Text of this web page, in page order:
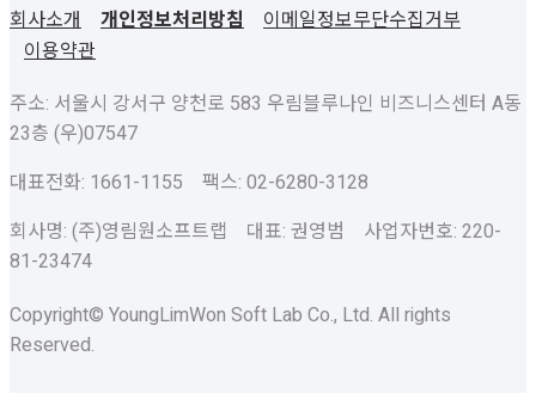
회사소개 개인정보처리방침
이메일정보무단수집거부
이용약관
주소: 서울시 강서구 양천로 583 우림블루나인 비즈니스센터 A동
23층 (우)07547
대표전화: 1661-1155 팩스: 02-6280-3128
회사명: (주)영림원소프트랩 대표: 권영범 사업자번호: 220-
81-23474
Copyright© YoungLimWon Soft Lab Co., Ltd. All rights
Reserved.